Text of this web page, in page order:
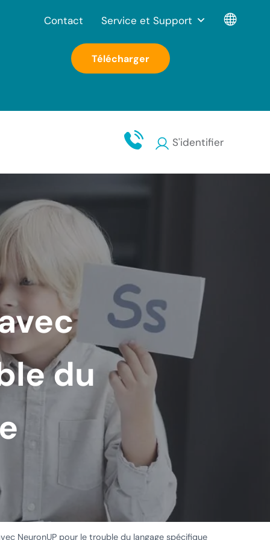
Télécharger
S'identifier
Contact Service et Support
du
NeuronUP pour le trouble du langage spécifique